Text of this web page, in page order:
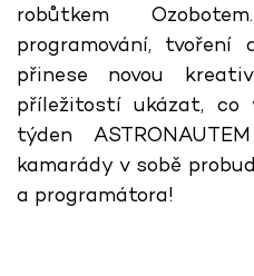
robůtkem
programování, tvoření
přinese novou
příležitostí ukázat,
týden
kamarády v sobě
a programátora!